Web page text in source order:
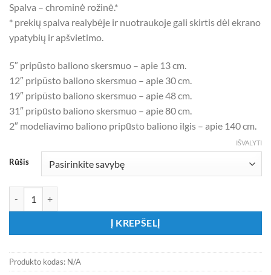
0,90 €
through
Spalva – chrominė rožinė.*
* prekių spalva realybėje ir nuotraukoje gali skirtis dėl ekrano
ypatybių ir apšvietimo.
5″ pripūsto baliono skersmuo – apie 13 cm.
12″ pripūsto baliono skersmuo – apie 30 cm.
19″ pripūsto baliono skersmuo – apie 48 cm.
31″ pripūsto baliono skersmuo – apie 80 cm.
2″ modeliavimo baliono pripūsto baliono ilgis – apie 140 cm.
Rūšis
IŠVALYTI
Į KREPŠELĮ
Produkto kodas: N/A